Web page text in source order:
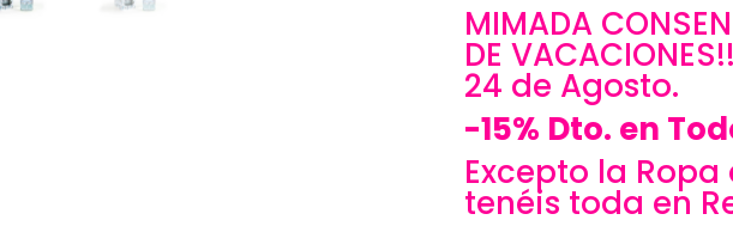
MIMADA
DE
24 de Agosto.
-15% Dto. en
Excepto la Ropa
tenéis toda en